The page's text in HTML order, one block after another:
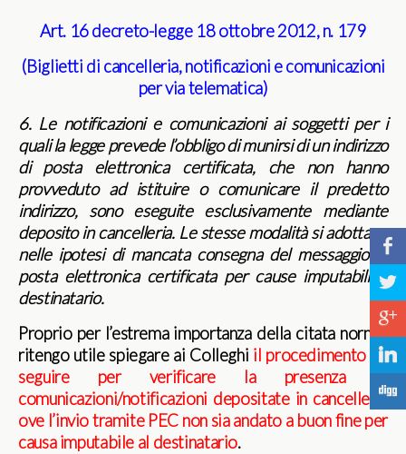
Art. 16 decreto-legge 18 ottobre 2012, n. 179
(Biglietti di cancelleria, notificazioni e comunicazioni
per via telematica)
6. Le notificazioni e comunicazioni ai soggetti per i
quali la legge prevede l’obbligo di munirsi di un indirizzo
di posta elettronica certificata, che non hanno
provveduto ad istituire o comunicare il predetto
indirizzo, sono eseguite esclusivamente mediante
deposito in cancelleria. Le stesse modalità si adottano
nelle ipotesi di mancata consegna del messaggio di
posta elettronica certificata per cause imputabili al
destinatario.
Proprio per l’estrema importanza della citata norma,
ritengo utile spiegare ai Colleghi il procedimento da
seguire per verificare la presenza di
comunicazioni/notificazioni depositate in cancelleria
ove l’invio tramite PEC non sia andato a buon fine per
causa imputabile al destinatario.
b
a
c
j
F